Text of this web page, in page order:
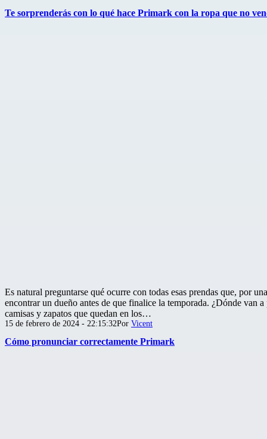
Te sorprenderás con lo qué hace Primark con la ropa que no
Es natural preguntarse qué ocurre con todas esas prendas que, por
encontrar un dueño antes de que finalice la temporada. ¿Dónde van a
camisas y zapatos que quedan en los…
Publicada
15 de febrero de 2024 - 22:15:32Por Vicent
Cómo pronunciar correctamente Primark